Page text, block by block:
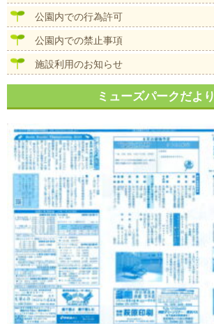
公園内での行為許可
公園内での禁止事項
施設利用のお知らせ
ミューズパークだより